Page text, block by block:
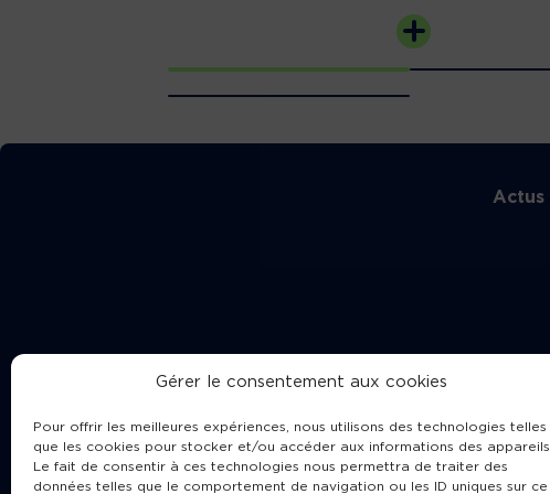
Gérer le consentement aux cookies
Pour offrir les meilleures expériences, nous utilisons des technologies telles
que les cookies pour stocker et/ou accéder aux informations des appareils.
Le fait de consentir à ces technologies nous permettra de traiter des
données telles que le comportement de navigation ou les ID uniques sur ce
Actus